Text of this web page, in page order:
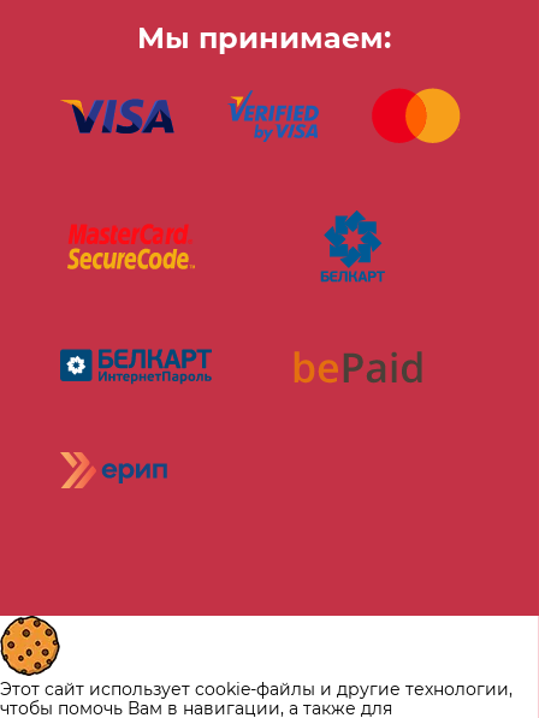
Мы принимаем:
Этот сайт использует cookie-файлы и другие технологии,
чтобы помочь Вам в навигации, а также для